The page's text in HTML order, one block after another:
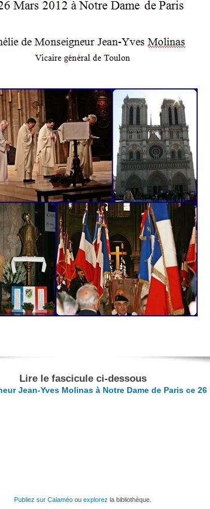
Lire le fascicule ci-dessous
Jean-Yves Molinas à Notre Dame de Paris ce 26
Publiez sur Calaméo ou explorez la bibliothèque.